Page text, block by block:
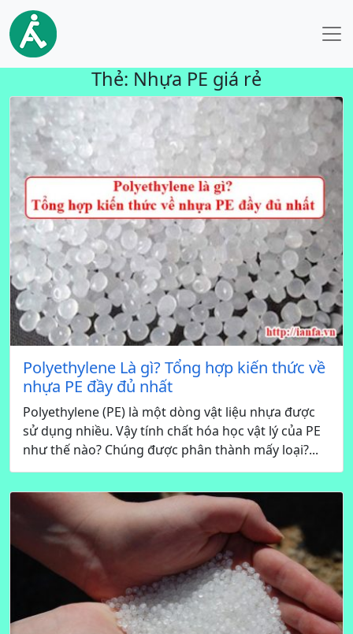
Thẻ: Nhựa PE giá rẻ
Polyethylene Là gì? Tổng hợp kiến thức về
nhựa PE đầy đủ nhất
Polyethylene (PE) là một dòng vật liệu nhựa được
sử dụng nhiều. Vậy tính chất hóa học vật lý của PE
như thế nào? Chúng được phân thành mấy loại?...